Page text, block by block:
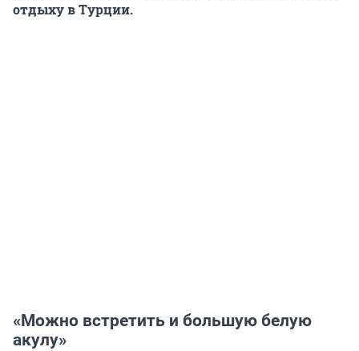
отдыху в Турции.
«Можно встретить и большую белую
акулу»